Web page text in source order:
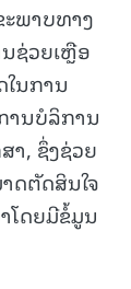
ະພາບທາງ
ຊ່ວຍເຫຼືອ
ນການ
ານບໍລິການ
າ, ຊຶ່ງຊ່ວຍ
ດຕັດສິນໃຈ
ໂດຍມີຂໍ້ມູນ